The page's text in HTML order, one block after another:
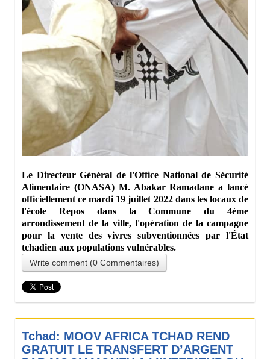
Le Directeur Général de l'Office National de Sécurité
Alimentaire (ONASA) M. Abakar Ramadane a lancé
officiellement ce mardi 19 juillet 2022 dans les locaux de
l'école Repos dans la Commune du 4ème
arrondissement de la ville, l'opération de la campagne
pour la vente des vivres subventionnées par l'État
tchadien aux populations vulnérables.
Write comment (0 Commentaires)
Tchad: MOOV AFRICA TCHAD REND
GRATUIT LE TRANSFERT D’ARGENT